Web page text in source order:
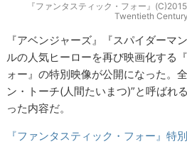
『ファンタスティック・フォー』
Twentieth
『アベンジャーズ』『スパイダーマ
ルの人気ヒーローを再び映画化する
ォー』の特別映像が公開になった。
ン・トーチ(人間たいまつ)”と呼ばれ
った内容だ。
『ファンタスティック・フォー』特